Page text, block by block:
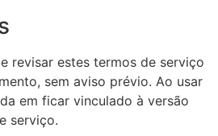
revisar estes termos de serviço
sem aviso prévio. Ao usar
em ficar vinculado à versão
serviço.